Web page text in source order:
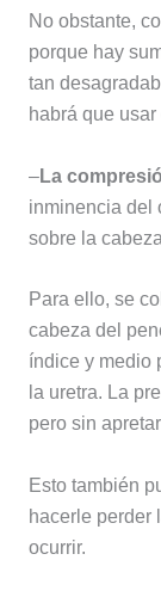
No obstante,
porque hay
tan
habrá que usar
–La
inminencia del
sobre la
Para ello, se
cabeza del
índice y medio
la uretra. La
pero sin
Esto también
hacerle perder
ocurrir.